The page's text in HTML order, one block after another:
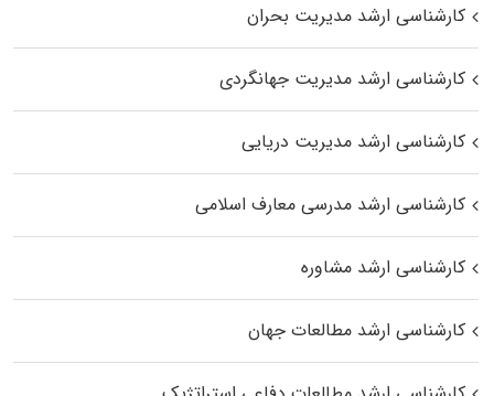
کارشناسی ارشد مدیریت بحران
کارشناسی ارشد مدیریت جهانگردی
کارشناسی ارشد مدیریت دریایی
کارشناسی ارشد مدرسی معارف اسلامی
کارشناسی ارشد مشاوره
کارشناسی ارشد مطالعات جهان